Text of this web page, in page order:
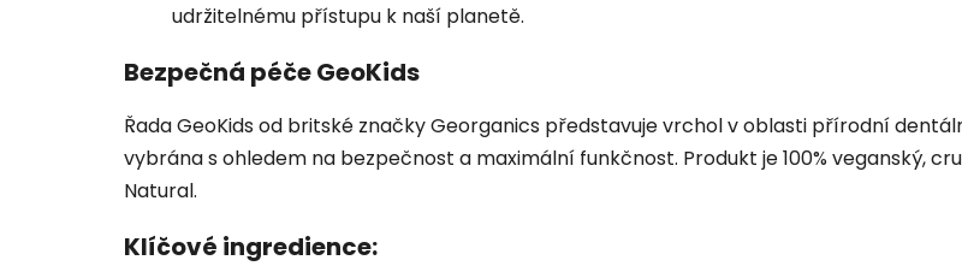
udržitelnému přístupu k naší planetě.
Bezpečná péče GeoKids
Řada GeoKids od britské značky Georganics představuje vrchol v oblasti přírodní
vybrána s ohledem na bezpečnost a maximální funkčnost. Produkt je 100% veganský,
Natural.
Klíčové ingredience: